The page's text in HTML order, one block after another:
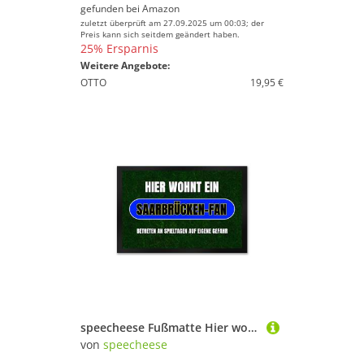
gefunden bei Amazon
zuletzt überprüft am 27.09.2025 um 00:03; der
Preis kann sich seitdem geändert haben.
25% Ersparnis
Weitere Angebote:
OTTO
19,95 €
speecheese Fußmatte Hier wohnt ein Saarbrücken-Fan Fußmatte XXL in 50x75 cm mit Rasenmotiv
von speecheese